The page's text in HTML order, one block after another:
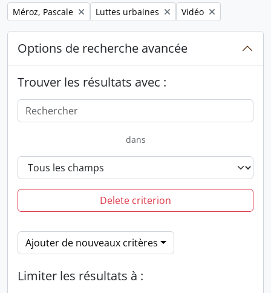
Remove filter:
Méroz, Pascale Remove filter:
Luttes urbaines Remove filter:
Vidéo
Options de recherche avancée
Trouver les résultats avec :
dans
Delete criterion
Ajouter de nouveaux critères
Limiter les résultats à :